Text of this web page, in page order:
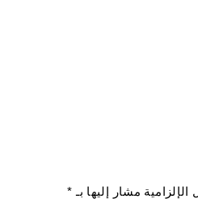
الإلزامية مشار إليها بـ *